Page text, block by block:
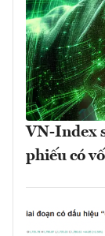
VN-Index
phiếu có